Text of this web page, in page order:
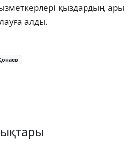
қыздардың ары
алды.